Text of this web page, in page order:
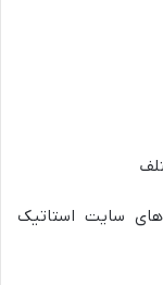
سایت استاتیک